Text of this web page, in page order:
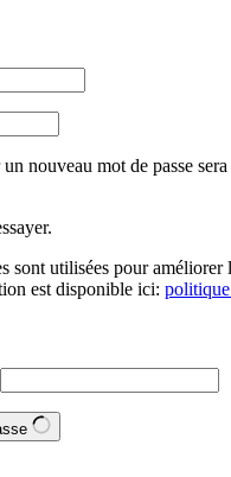
nouveau mot de passe
sont utilisées pour
est disponible ici: